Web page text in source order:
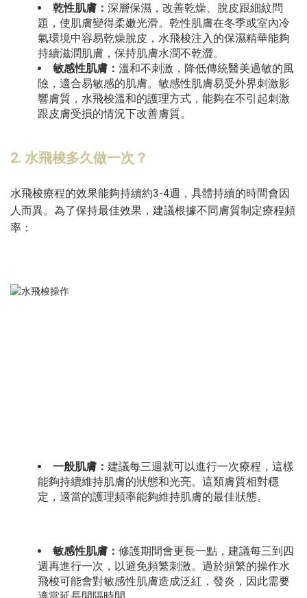
乾性肌膚： 深層保濕，改善乾燥、脫皮跟細紋問
題，使肌膚變得柔嫩光滑。乾性肌膚在冬季或室內冷
氣環境中容易乾燥脫皮，水飛梭注入的保濕精華能夠
持續滋潤肌膚，保持肌膚水潤不乾澀。
敏感性肌膚： 溫和不刺激，降低傳統醫美過敏的風
險，適合易敏感的肌膚。敏感性肌膚易受外界刺激影
響膚質，水飛梭溫和的護理方式，能夠在不引起刺激
跟皮膚受損的情況下改善膚質。
2. 水飛梭多久做一次？
水飛梭療程的效果能夠持續約3-4週，具體持續的時間會因
人而異。為了保持最佳效果，建議根據不同膚質制定療程頻
率：
一般肌膚： 建議每三週就可以進行一次療程，這樣
能夠持續維持肌膚的狀態和光亮。這類膚質相對穩
定，適當的護理頻率能夠維持肌膚的最佳狀態。
敏感性肌膚： 修護期間會更長一點，建議每三到四
週再進行一次，以避免頻繁刺激。過於頻繁的操作水
飛梭可能會對敏感性肌膚造成泛紅，發炎，因此需要